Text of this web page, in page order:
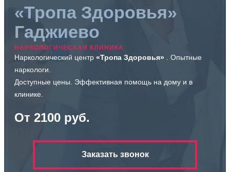
«Тропа Здоровья»
Гаджиево
НАРКОЛОГИЧЕСКАЯ КЛИНИКА
Наркологический центр «Тропа Здоровья»
. Опытные
наркологи.
Доступные цены. Эффективная помощь на дому и в
клинике.
От 2100 руб.
Заказать звонок